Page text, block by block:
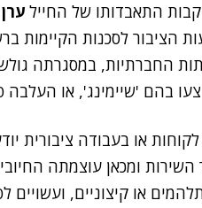
הציבור לסכנות הקיימות
החברתיות, במסגרתה
בהם 'שיימינג', או העלבה
או בעבודה ציבורית
השירות ומכאן עוצמתה
או קיצוניים,